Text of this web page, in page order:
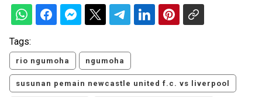
Tags:
rio ngumoha ngumoha
susunan pemain newcastle united f.c. vs liverpool